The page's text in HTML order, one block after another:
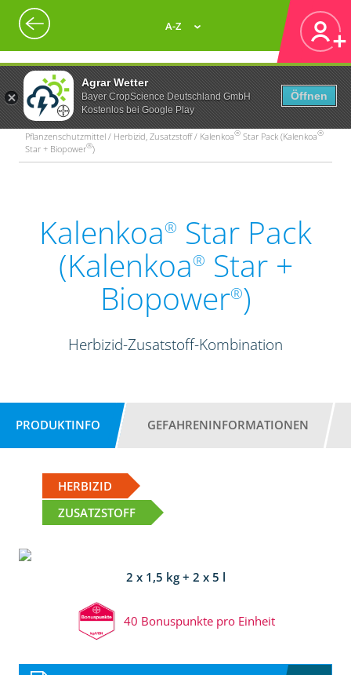
Agrar Wetter
Bayer CropScience Deutschland GmbH
Kostenlos bei Google Play
Öffnen
A-Z
Pflanzenschutzmittel / Herbizid, Zusatzstoff / Kalenkoa® Star Pack (Kalenkoa®
Star + Biopower®)
Kalenkoa® Star Pack
(Kalenkoa® Star +
Biopower®)
Herbizid-Zusatstoff-Kombination
PRODUKTINFO GEFAHRENINFORMATIONEN
HERBIZID
ZUSATZSTOFF
2 x 1,5 kg + 2 x 5 l
40 Bonuspunkte pro Einheit